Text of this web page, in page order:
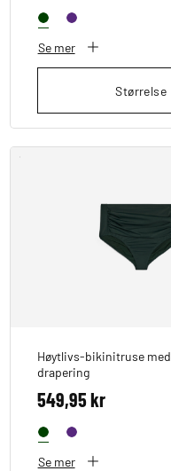
Se mer
Størrelse
Høytlivs-bikinitruse med
drapering
549,95 kr
Se mer